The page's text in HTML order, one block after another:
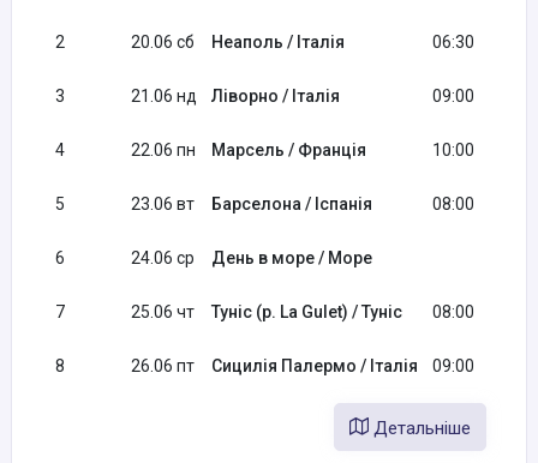
2 20.06 сб Неаполь / Італія 06:30
3 21.06 нд Ліворно / Італія 09:00
4 22.06 пн Марсель / Франція 10:00
5 23.06 вт Барселона / Іспанія 08:00
6 24.06 ср День в море / Море
7 25.06 чт Туніс (р. La Gulet) / Туніс 08:00
8 26.06 пт Сицилія Палермо / Італія 09:00
Детальніше